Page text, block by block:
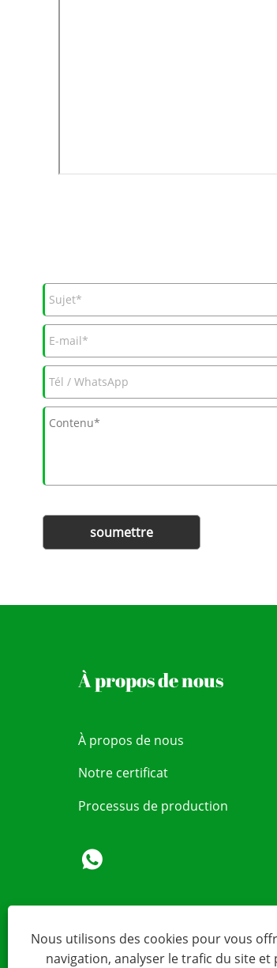
soumettre
À propos de nous
À propos de nous
Notre certificat
Processus de production
Nous utilisons des cookies pour vous
navigation, analyser le trafic du site